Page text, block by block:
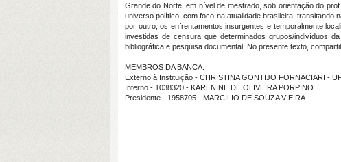
Grande do Norte, em nível de mestrado, sob orientação do
universo político, com foco na atualidade brasileira, transitando
por outro, os enfrentamentos insurgentes e temporalmente
investidas de censura que determinados grupos/indivíduos
bibliográfica e pesquisa documental. No presente texto,
MEMBROS DA BANCA:
Externo à Instituição - CHRISTINA GONTIJO FORNACIARI -
Interno - 1038320 - KARENINE DE OLIVEIRA PORPINO
Presidente - 1958705 - MARCILIO DE SOUZA VIEIRA